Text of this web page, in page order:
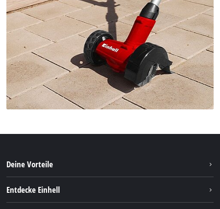
Deine Vorteile
Entdecke Einhell